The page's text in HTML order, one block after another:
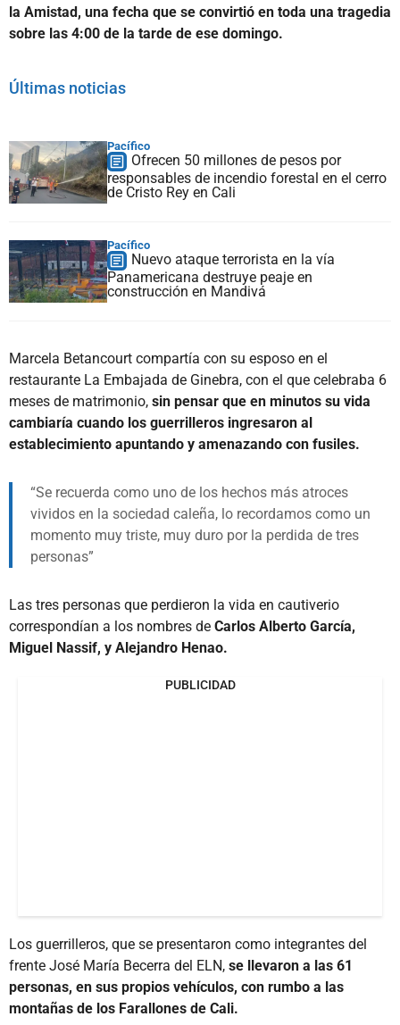
la Amistad, una fecha que se convirtió en toda una tragedia
sobre las 4:00 de la tarde de ese domingo.
Últimas noticias
Pacífico
Ofrecen 50 millones de pesos por
responsables de incendio forestal en el cerro
de Cristo Rey en Cali
Pacífico
Nuevo ataque terrorista en la vía
Panamericana destruye peaje en
construcción en Mandivá
Marcela Betancourt compartía con su esposo en el
restaurante La Embajada de Ginebra, con el que celebraba 6
meses de matrimonio, sin pensar que en minutos su vida
cambiaría cuando los guerrilleros ingresaron al
establecimiento apuntando y amenazando con fusiles.
Se recuerda como uno de los hechos más atroces
vividos en la sociedad caleña, lo recordamos como un
momento muy triste, muy duro por la perdida de tres
personas
Las tres personas que perdieron la vida en cautiverio
correspondían a los nombres de Carlos Alberto García,
Miguel Nassif, y Alejandro Henao.
PUBLICIDAD
Los guerrilleros, que se presentaron como integrantes del
frente José María Becerra del ELN, se llevaron a las 61
personas, en sus propios vehículos, con rumbo a las
montañas de los Farallones de Cali.